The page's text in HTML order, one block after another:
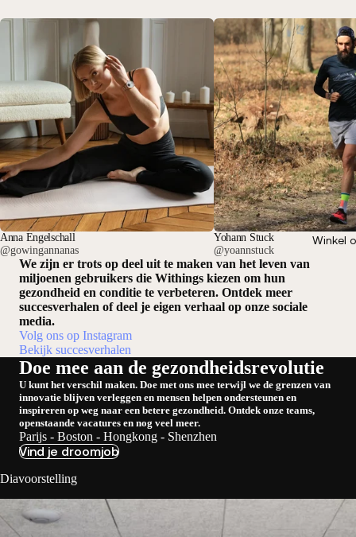
Winkel
Anna Engelschall
@gowingannanas
Yohann Stuck
@yoannstuck
We zijn er trots op deel uit te maken van het leven van
miljoenen gebruikers die Withings kiezen om hun
gezondheid en conditie te verbeteren. Ontdek meer
succesverhalen of deel je eigen verhaal op onze sociale
media.
Volg ons op Instagram
Bekijk succesverhalen
Doe mee aan de gezondheidsrevolutie
U kunt het verschil maken. Doe met ons mee terwijl we de grenzen van
innovatie blijven verleggen en mensen helpen ondersteunen en
inspireren op weg naar een betere gezondheid. Ontdek onze teams,
openstaande vacatures en nog veel meer.
Parijs - Boston - Hongkong - Shenzhen
Vind je droomjob
Diavoorstelling